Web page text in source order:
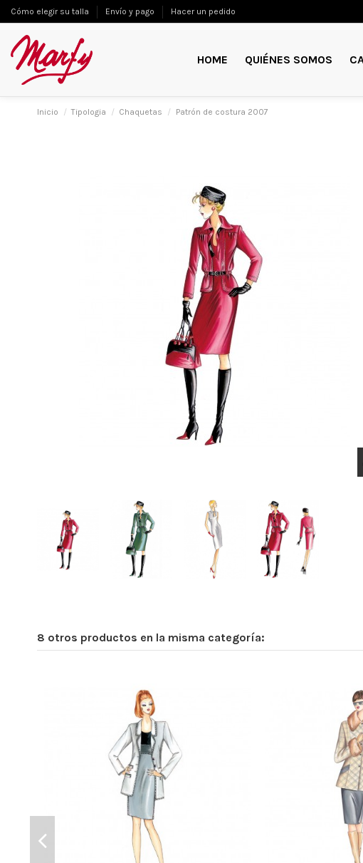
Cómo elegir su talla Envío y pago Hacer un pedido
HOME QUIÉNES SOMOS
Inicio Tipologia Chaquetas Patrón de costura 2007
8 otros productos en la misma categoría: